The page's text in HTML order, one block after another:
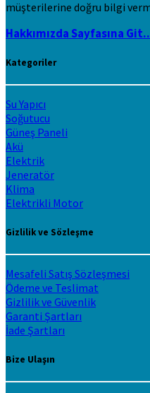
müşterilerine doğru bilgi
Hakkımızda Sayfasına
Kategoriler
Su Yapıcı
Soğutucu
Güneş Paneli
Akü
Elektrik
Jeneratör
Klima
Elektrikli Motor
Gizlilik ve Sözleşme
Mesafeli Satış Sözleşmesi
Ödeme ve Teslimat
Gizlilik ve Güvenlik
Garanti Şartları
İade Şartları
Bize Ulaşın